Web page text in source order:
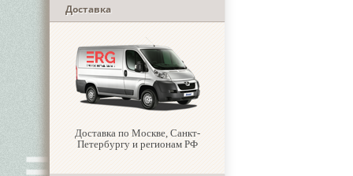
Доставка
Доставка по Москве, Санкт-
Петербургу и регионам РФ